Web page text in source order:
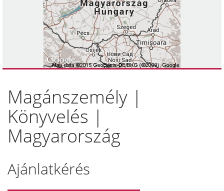
Képzésnaptár
Magánszemély |
Könyvelés |
Magyarország
Ajánlatkérés